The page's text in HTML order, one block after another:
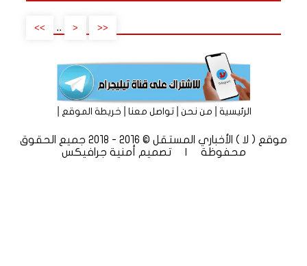
<<
<
..
>>
الرئيسية|من نحن|تواصل معنا|خريطة الموقع
موقع ( لا ) الأخباري المستقل © 2016 - 2018 جميع الحقوق
محفوظة | تصميم
أمنية جرافيكس